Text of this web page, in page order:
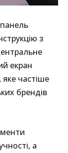
з
екран
частіше
брендів
а